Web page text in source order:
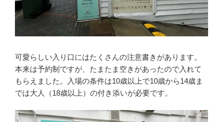
可愛らしい入り口にはたくさんの注意書きがあります。
本来は予約制ですが、たまたま空きがあったので入れて
もらえました。入場の条件は10歳以上で10歳から14歳ま
では大人（18歳以上）の付き添いが必要です。